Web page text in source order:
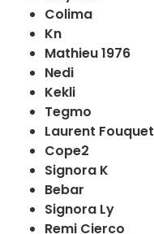
Colima
Kn
Mathieu 1976
Nedi
Kekli
Tegmo
Laurent Fouquet
Cope2
Signora K
Bebar
Signora Ly
Remi Cierco